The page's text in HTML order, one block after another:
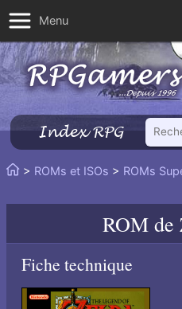
Menu
Index RPG
Vous
> ROMs et ISOs > ROMs
ROM de
Fiche technique